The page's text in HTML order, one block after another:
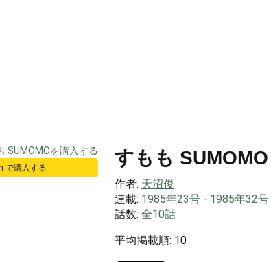
で購入する すもも SUMOMO
作者: 天沼俊
連載: 1985年23号 - 1985年32号
話数: 全10話
平均掲載順: 10